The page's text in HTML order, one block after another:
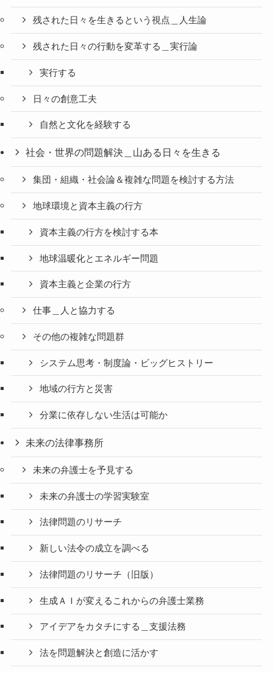
残された日々を生きるという視点＿人生論
残された日々の行動を変革する＿実行論
実行する
日々の創意工夫
自然と文化を経験する
社会・世界の問題解決＿山ある日々を生きる
集団・組織・社会論＆複雑な問題を検討する方法
地球環境と資本主義の行方
資本主義の行方を検討する本
地球温暖化とエネルギー問題
資本主義と企業の行方
仕事＿人と協力する
その他の複雑な問題群
システム思考・制度論・ビッグヒストリー
地域の行方と災害
分業に依存しない生活は可能か
未来の法律事務所
未来の弁護士を予見する
未来の弁護士の学習実験室
法律問題のリサーチ
新しい法令の成立を調べる
法律問題のリサーチ（旧版）
生成ＡＩが変えるこれからの弁護士業務
アイデアをカタチにする＿支援法務
法を問題解決と創造に活かす